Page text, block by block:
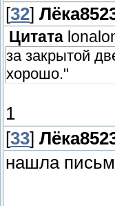
[32]
Цитата
за закрытой
хорошо."
1
[33]
нашла